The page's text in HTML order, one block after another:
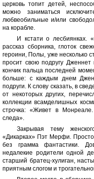
церковь топит детей,
можно заниматься
любвеобильные и/или
на корабле.
И кстати о
рассказ сборника, глоток
героини, Полы, уже несколько
просит свою подругу
кончик пальца последней
больше: с каждым днем
подруги. К слову сказать, в
от некоторых других,
коллекции всамделишных
строчка: «Живет в
следа».
Закрывая тему
«Дикарках» Пэт Мерфи.
без грамма фантастики.
недалекие родители одной
старший братец-хулиган,
приятным слогом и